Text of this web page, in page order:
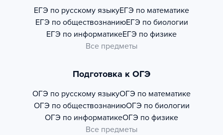
ЕГЭ по русскому языкуЕГЭ по математике
ЕГЭ по обществознаниюЕГЭ по биологии
ЕГЭ по информатикеЕГЭ по физике
Все предметы
Подготовка к ОГЭ
ОГЭ по русскому языкуОГЭ по математике
ОГЭ по обществознаниюОГЭ по биологии
ОГЭ по информатикеОГЭ по физике
Все предметы